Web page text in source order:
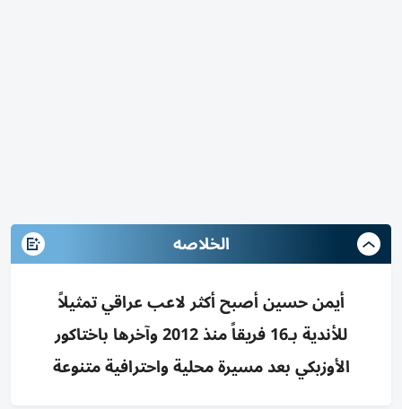
الخلاصه
أيمن حسين أصبح أكثر لاعب عراقي تمثيلاً
للأندية بـ16 فريقاً منذ 2012 وآخرها باختاكور
الأوزبكي بعد مسيرة محلية واحترافية متنوعة